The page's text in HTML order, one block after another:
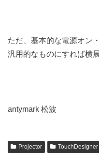
ただ、基本的な電源オン
汎用的なものにすれば横
antymark 松波
Projector TouchDesigner